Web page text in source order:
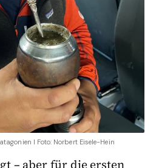
I Foto: Norbert Eisele-Hein
– aber für die ersten